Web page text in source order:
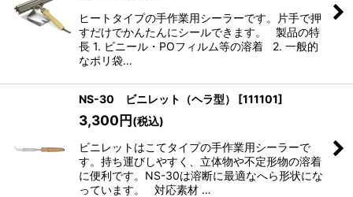
ヒートタイプの手作業用シーラーです。片手で押
すだけでかんたんにシールできます。 製品の特
長 1. ビニール・POフィルム等の溶着 2. 一般的
なポリ袋…
NS-30 ビニレット（ヘラ型） [111101]
3,300円(税込)
ビニレットはこてタイプの手作業用シーラーで
す。持ち運びしやすく、立体物や不定形物の溶着
に便利です。NS-30は溶断に最適なへら形状にな
っています。 対応素材 …